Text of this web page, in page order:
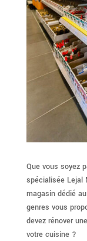
Que vous soyez
spécialisée Lejal
magasin dédié
genres vous
devez rénover
votre cuisine ?